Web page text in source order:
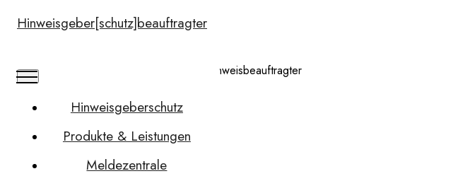
Hinweisgeber[schutz]beauftragter
Hinweisgeberschutz
Produkte & Leistungen
Meldezentrale